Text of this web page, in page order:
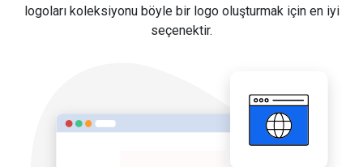
logoları koleksiyonu böyle bir logo oluşturmak için en iyi
seçenektir.